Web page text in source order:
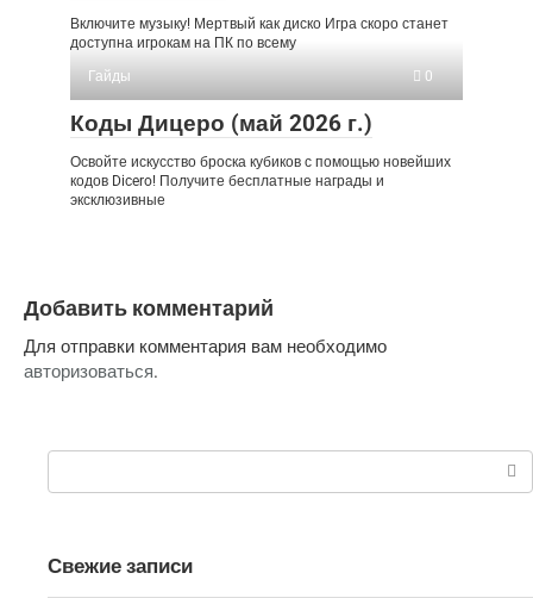
Включите музыку! Мертвый как диско Игра скоро станет
доступна игрокам на ПК по всему
Гайды
0
Коды Дицеро (май 2026 г.)
Освойте искусство броска кубиков с помощью новейших
кодов Dicero! Получите бесплатные награды и
эксклюзивные
Добавить комментарий
Для отправки комментария вам необходимо
авторизоваться.
Поиск:
Свежие записи